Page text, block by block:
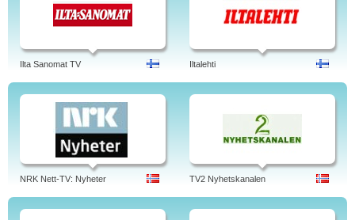
Ilta Sanomat TV Iltalehti
NRK Nett-TV: Nyheter TV2 Nyhetskanalen